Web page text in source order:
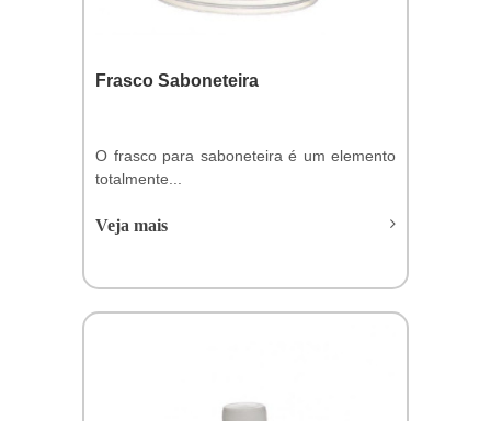
Frasco Saboneteira
O frasco para saboneteira é um elemento
totalmente...
Veja mais